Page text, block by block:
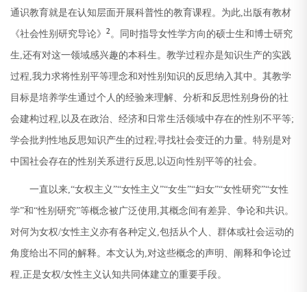
通识教育就是在认知层面开展科普性的教育课程。为此,出版有教材
《社会性别研究导论》 2。同时指导女性学方向的硕士生和博士研究
生,还有对这一领域感兴趣的本科生。教学过程亦是知识生产的实践
过程,我力求将性别平等理念和对性别知识的反思纳入其中。其教学
目标是培养学生通过个人的经验来理解、分析和反思性别身份的社
会建构过程, 以及在政治、经济和日常生活领域中存在的性别不平等;
学会批判性地反思知识产生的过程;寻找社会变迁的力量。特别是对
中国社会存在的性别关系进行反思, 以迈向性别平等的社会。
一直以来,“女权主义”“女性主义”“女生”“妇女”“女性研究”“女性
学”和“性别研究”等概念被广泛使用 ,其概念间有差异、争论和共识。
对何为女权/女性主义亦有各种定义 ,包括从个人、群体或社会运动的
角度给出不同的解释。本文认为,对这些概念的声明、阐释和争论过
程,正是女权/女性主义认知共同体建立的重要手段。